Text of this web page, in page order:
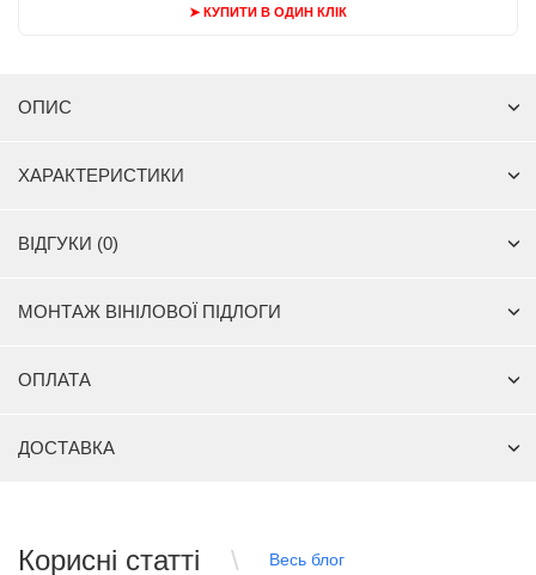
➤ КУПИТИ В ОДИН КЛІК
ОПИС
ХАРАКТЕРИСТИКИ
ВІДГУКИ (0)
МОНТАЖ ВІНІЛОВОЇ ПІДЛОГИ
ОПЛАТА
ДОСТАВКА
Корисні статті Весь блог